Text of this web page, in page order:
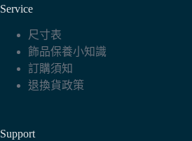
Service
尺寸表
飾品保養小知識
訂購須知
退換貨政策
Support